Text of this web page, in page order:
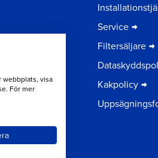
Service
Filtersäljare
Kakpolicy
webbplats, visa
För mer